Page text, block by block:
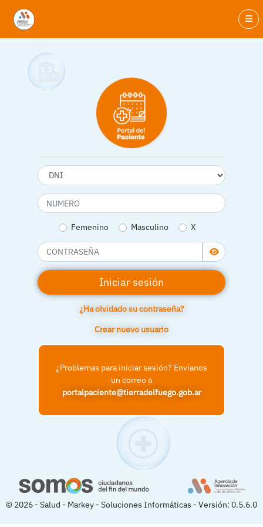
Femenino Masculino X
¿Ha olvidado su contraseña?
Crear nuevo usuario
¿Problemas para iniciar sesión? Envíanos
un correo a
portalpaciente@tierradelfuego.gob.ar
© 2026 - Salud - Markey - Soluciones Informáticas - Versión: 0.5.6.0